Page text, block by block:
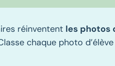
réinventent les photos
chaque photo